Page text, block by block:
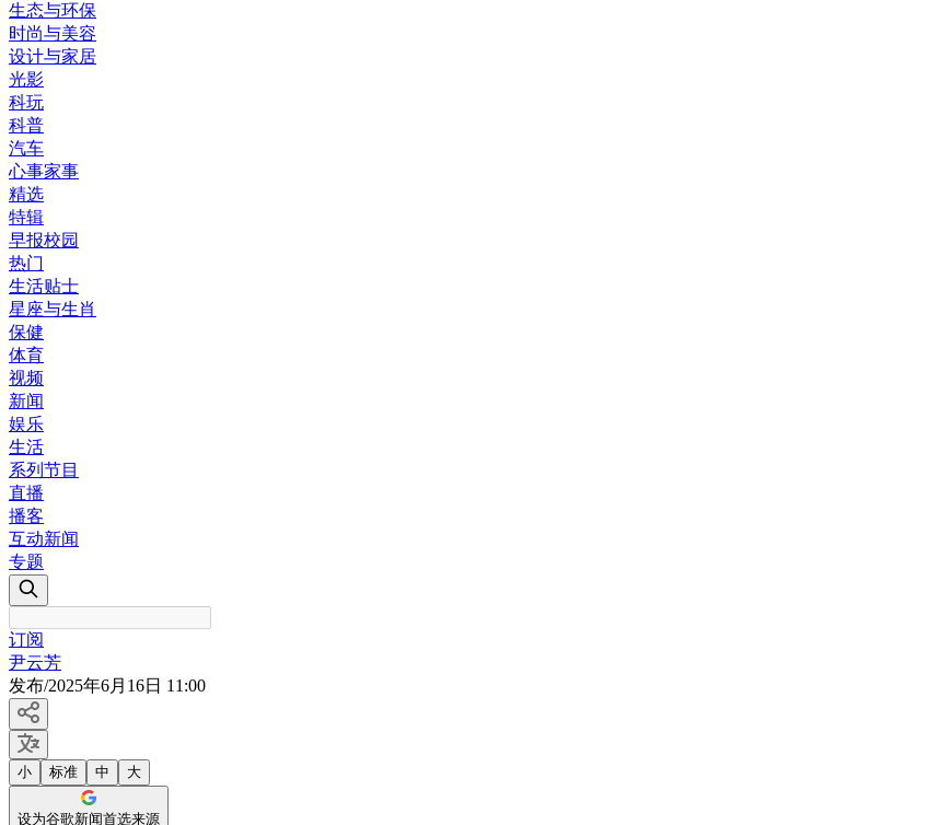
生态与环保
时尚与美容
设计与家居
光影
科玩
科普
汽车
心事家事
精选
特辑
早报校园
热门
生活贴士
星座与生肖
保健
体育
视频
新闻
娱乐
生活
系列节目
直播
播客
互动新闻
专题
订阅
尹云芳
发布/2025年6月16日 11:00
小 标准 中 大
设为谷歌新闻首选来源